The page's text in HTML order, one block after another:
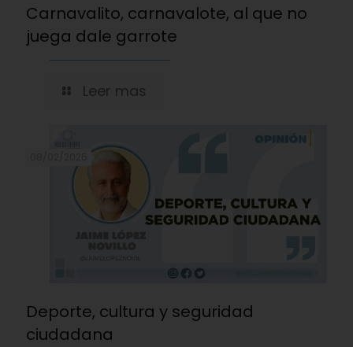
Carnavalito, carnavalote, al que no
juega dale garrote
Leer mas
Deporte, cultura y seguridad
ciudadana